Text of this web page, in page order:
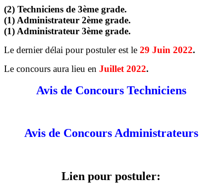
(2) Techniciens de 3ème grade.
(1) Administrateur 2ème grade.
(1) Administrateur 3ème grade.
Le dernier délai pour postuler est le 29 Juin 2022.
Le concours aura lieu en Juillet 2022.
Avis de Concours Techniciens
Avis de Concours Administrateurs
Lien pour postuler: